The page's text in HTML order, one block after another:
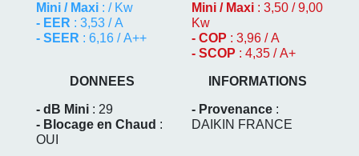
Mini / Maxi : / Kw
- EER : 3,53 / A
- SEER : 6,16 / A++
Mini / Maxi : 3,50 / 9,00
Kw
- COP : 3,96 / A
- SCOP : 4,35 / A+
DONNEES
- dB Mini : 29
- Blocage en Chaud :
OUI
INFORMATIONS
- Provenance :
DAIKIN FRANCE